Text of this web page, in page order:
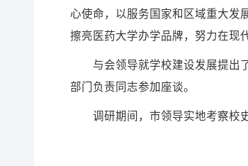
心使命，以服务国家和区域重大发
擦亮医药大学办学品牌，努力在现
与会领导就学校建设发展提出
部门负责同志参加座谈。
调研期间，市领导实地考察校